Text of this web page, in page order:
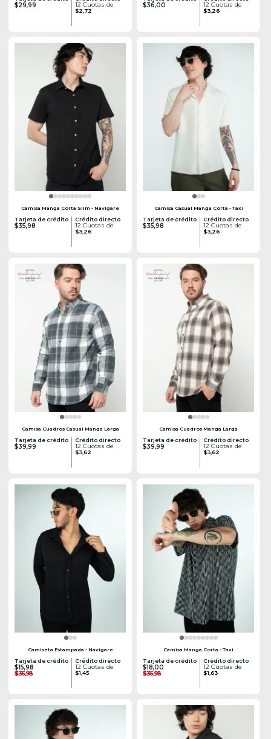
$29,99 12 Cuotas de
$2,72
$36,00 12 Cuotas de
$3,26
Camisa Manga Corta Slim - Navigare
Tarjeta de crédito
$35,98
Crédito directo
12 Cuotas de
$3,26
Camisa Casual Manga Corta - Taxi
Tarjeta de crédito
$35,98
Crédito directo
12 Cuotas de
$3,26
Camisa Cuadros Casual Manga Larga
Tarjeta de crédito
$39,99
Crédito directo
12 Cuotas de
$3,62
Camisa Cuadros Manga Larga
Tarjeta de crédito
$39,99
Crédito directo
12 Cuotas de
$3,62
Camiseta Estampada - Navigare
Tarjeta de crédito
$15,98
$35,98
Crédito directo
12 Cuotas de
$1,45
Camisa Manga Corta - Taxi
Tarjeta de crédito
$18,00
$35,98
Crédito directo
12 Cuotas de
$1,63